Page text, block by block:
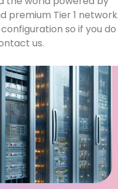
premium Tier 1
so if you do
us.